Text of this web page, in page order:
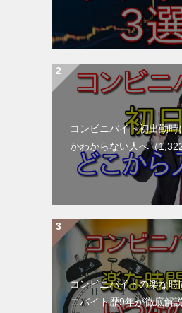
コンビニバイト初出勤時
かわからない人へ（
コンビニバイトの楽な時
ニバイト歴9年が徹底解